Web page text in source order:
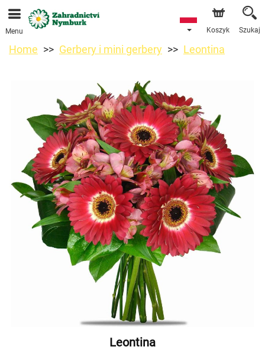
Przyjmujemy zamówienia za pośrednictwem naszego
sklepu internetowego. Najbliższy możliwy termin dostawy
to 11.08.2026 z powodu urlopu.
Menu Koszyk Szukaj
Home Gerbery i mini gerbery Leontina
Leontina